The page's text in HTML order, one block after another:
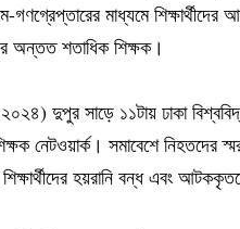
গণগ্রেপ্তারের মাধ্যমে
অন্তত শতাধিক শিক্ষক।
দুপুর সাড়ে ১১টায় ঢাকা
নেটওয়ার্ক। সমাবেশে
হয়রানি বন্ধ এবং